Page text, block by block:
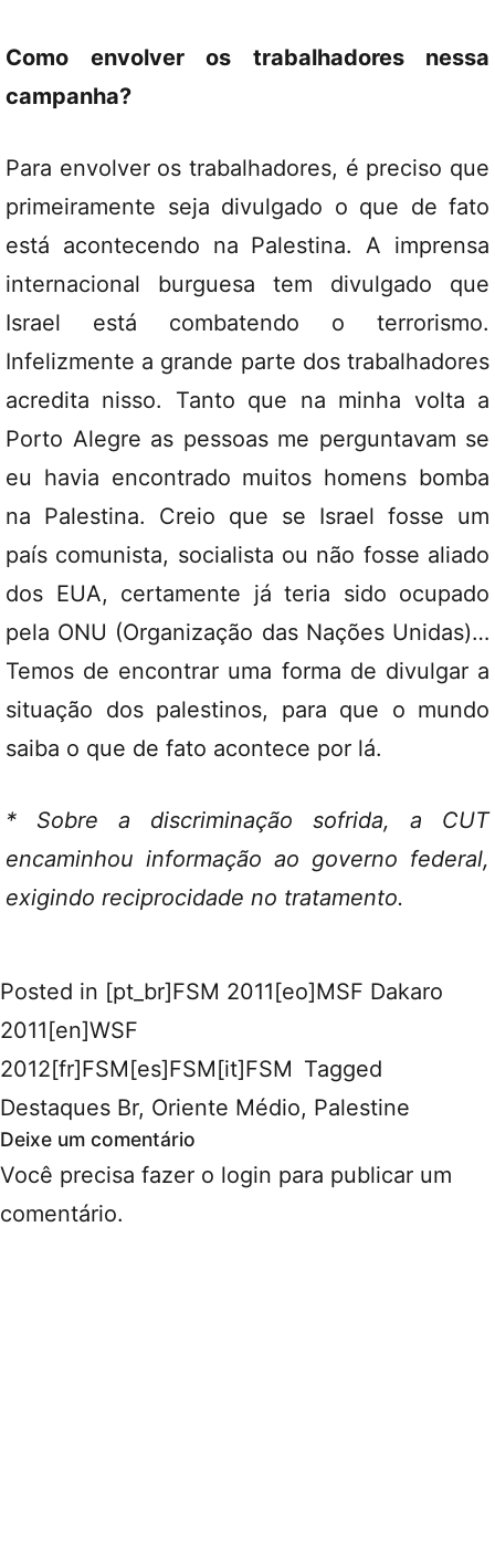
Como envolver os trabalhadores nessa
campanha?
Para envolver os trabalhadores, é preciso que
primeiramente seja divulgado o que de fato
está acontecendo na Palestina. A imprensa
internacional burguesa tem divulgado que
Israel está combatendo o terrorismo.
Infelizmente a grande parte dos trabalhadores
acredita nisso. Tanto que na minha volta a
Porto Alegre as pessoas me perguntavam se
eu havia encontrado muitos homens bomba
na Palestina. Creio que se Israel fosse um
país comunista, socialista ou não fosse aliado
dos EUA, certamente já teria sido ocupado
pela ONU (Organização das Nações Unidas)…
Temos de encontrar uma forma de divulgar a
situação dos palestinos, para que o mundo
saiba o que de fato acontece por lá.
* Sobre a discriminação sofrida, a CUT
encaminhou informação ao governo federal,
exigindo reciprocidade no tratamento.
Posted in [pt_br]FSM 2011[eo]MSF Dakaro
2011[en]WSF
2012[fr]FSM[es]FSM[it]FSM Tagged
Destaques Br, Oriente Médio, Palestine
Deixe um comentário
Você precisa fazer o login para publicar um
comentário.